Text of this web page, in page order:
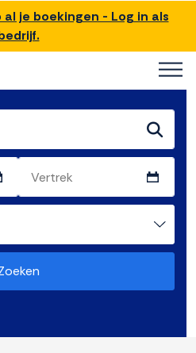
je boekingen - Log in als